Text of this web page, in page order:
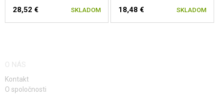
28,52 € SKLADOM 18,48 € SKLADOM
O NÁS
Kontakt
O spoločnosti